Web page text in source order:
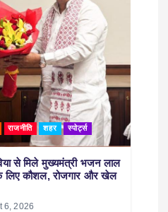
राजनीति शहर स्पोर्ट्स
से मिले मुख्यमंत्री भजन लाल
लिए कौशल, रोजगार और खेल
6, 2026